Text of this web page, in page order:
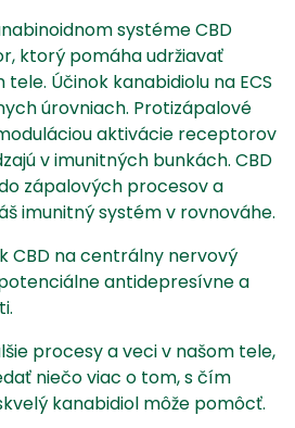
systéme CBD
ktorý pomáha udržiavať
Účinok kanabidiolu na ECS
úrovniach. Protizápalové
aktivácie receptorov
v imunitných bunkách. CBD
zápalových procesov a
imunitný systém v rovnováhe.
CBD na centrálny nervový
antidepresívne a
procesy a veci v našom tele,
niečo viac o tom, s čím
kanabidiol môže pomôcť.